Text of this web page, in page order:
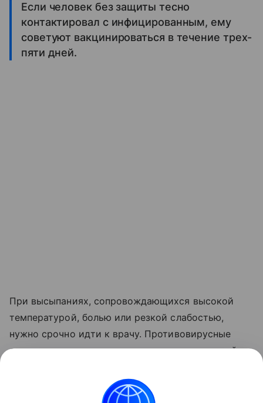
Если человек без защиты тесно
контактировал с инфицированным, ему
советуют вакцинироваться в течение трех-
пяти дней.
При высыпаниях, сопровождающихся высокой
температурой, болью или резкой слабостью,
нужно срочно идти к врачу. Противовирусные
средства выписывают по показаниям, и лучший